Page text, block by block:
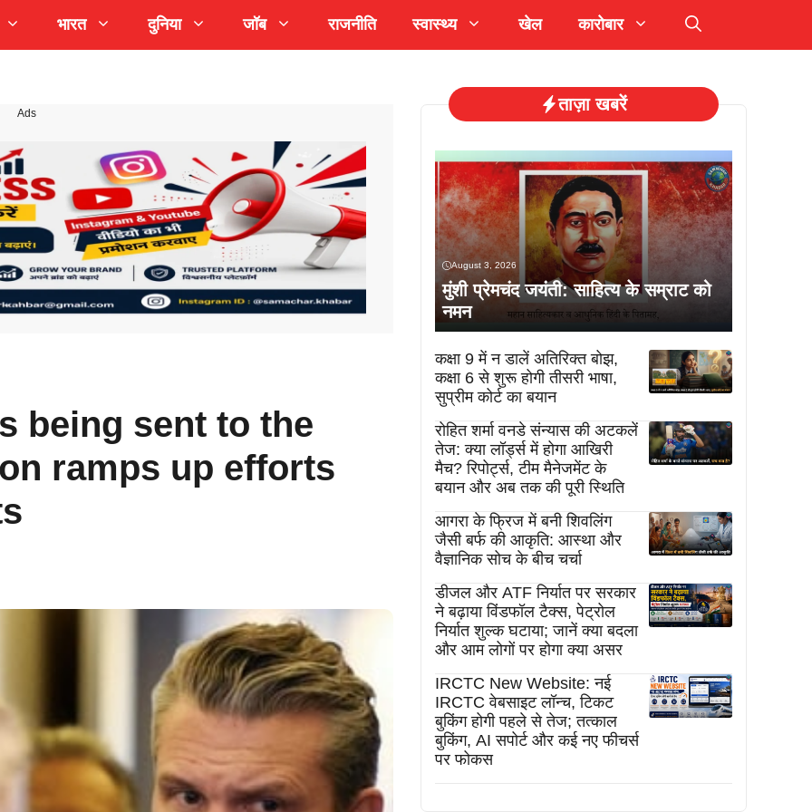
भारत दुनिया जॉब राजनीति स्वास्थ्य खेल कारोबार
Ads
being sent to the
ramps up efforts
ताज़ा खबरें
August 3, 2026
मुंशी प्रेमचंद जयंती: साहित्य के सम्राट को
नमन
कक्षा 9 में न डालें अतिरिक्त बोझ,
कक्षा 6 से शुरू होगी तीसरी भाषा,
सुप्रीम कोर्ट का बयान
रोहित शर्मा वनडे संन्यास की अटकलें
तेज: क्या लॉर्ड्स में होगा आखिरी
मैच? रिपोर्ट्स, टीम मैनेजमेंट के
बयान और अब तक की पूरी स्थिति
आगरा के फ्रिज में बनी शिवलिंग
जैसी बर्फ की आकृति: आस्था और
वैज्ञानिक सोच के बीच चर्चा
डीजल और ATF निर्यात पर सरकार
ने बढ़ाया विंडफॉल टैक्स, पेट्रोल
निर्यात शुल्क घटाया; जानें क्या बदला
और आम लोगों पर होगा क्या असर
IRCTC New Website: नई
IRCTC वेबसाइट लॉन्च, टिकट
बुकिंग होगी पहले से तेज; तत्काल
बुकिंग, AI सपोर्ट और कई नए फीचर्स
पर फोकस